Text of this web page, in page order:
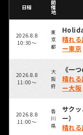
日程
開
催
地
2026.8.8
10:30～
東
京
都
晴れ
ー東京
2026.8.8
11:00～
大
阪
府
《一
晴れ
ー大阪
2026.8.8
11:00～
香
川
県
サク
ー）
晴れ